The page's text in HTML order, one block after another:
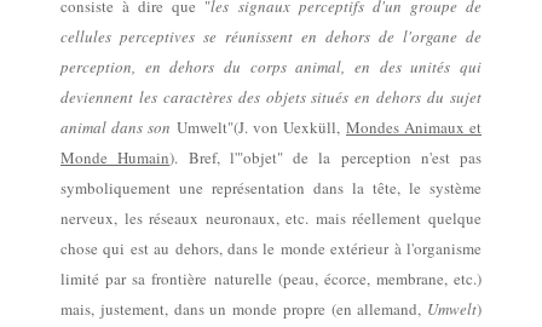
consiste à dire que "les signaux perceptifs d'un groupe de
cellules perceptives se réunissent en dehors de l'organe de
perception, en dehors du corps animal, en des unités qui
deviennent les caractères des objets situés en dehors du sujet
animal dans son Umwelt"(J. von Uexküll, Mondes Animaux et
Monde Humain). Bref, l'"objet" de la perception n'est pas
symboliquement une représentation dans la tête, le système
nerveux, les réseaux neuronaux, etc. maisréellement quelque
chose qui estau dehors, dans le monde extérieur à l'organisme
limité par sa frontière naturelle (peau, écorce, membrane, etc.)
mais, justement, dans un monde propre (en allemand, Umwelt)